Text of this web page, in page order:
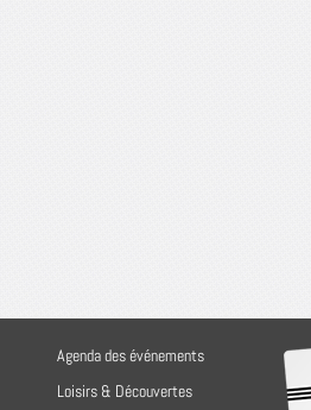
Agenda des événements
Loisirs & Découvertes